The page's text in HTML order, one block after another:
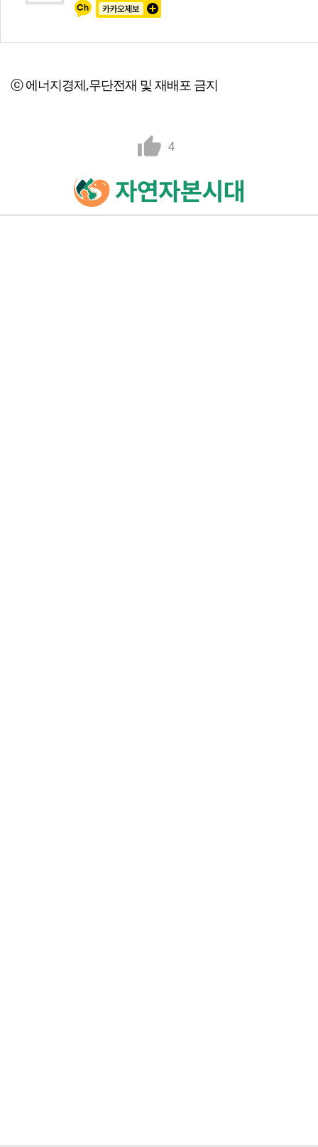
ⓒ 에너지경제,무단전재 및 재배포 금지
4